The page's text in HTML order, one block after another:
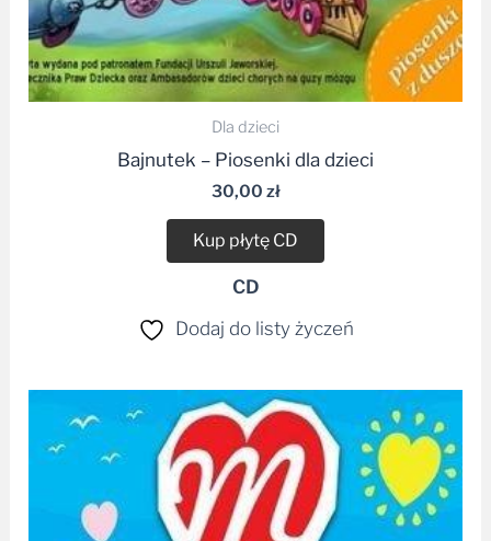
Dla dzieci
Bajnutek – Piosenki dla dzieci
30,00 zł
Kup płytę CD
CD
Dodaj do listy życzeń